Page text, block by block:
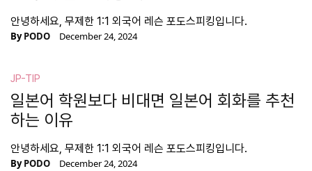
안녕하세요, 무제한 1:1 외국어 레슨 포도스피킹입니다.
ByPODO December 24, 2024
JP-TIP
일본어 학원보다 비대면 일본어 회화를 추천
하는 이유
안녕하세요, 무제한 1:1 외국어 레슨 포도스피킹입니다.
ByPODO December 24, 2024